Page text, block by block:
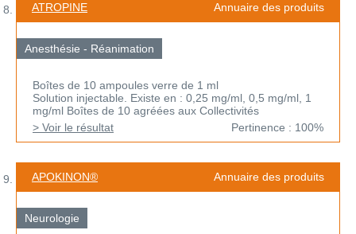
ATROPINE Annuaire des produits
Anesthésie - Réanimation
Boîtes de 10 ampoules verre de 1 ml
Solution injectable. Existe en : 0,25 mg/ml, 0,5 mg/ml, 1
mg/ml Boîtes de 10 agréées aux Collectivités
> Voir le résultat
Pertinence : 100%
APOKINON® Annuaire des produits
Neurologie